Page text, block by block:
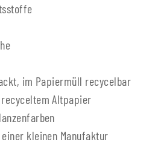
im Papiermüll recycelbar
Altpapier
kleinen Manufaktur